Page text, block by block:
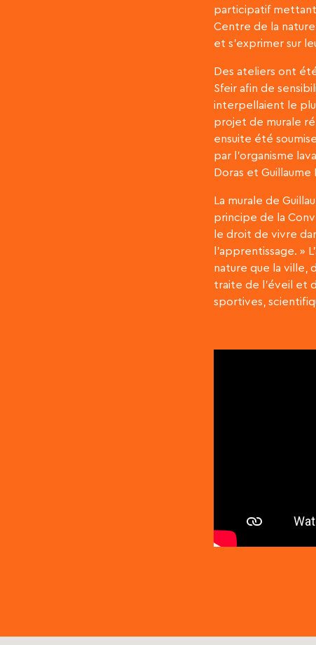
participatif mettant
Centre de la
et s’exprimer sur
Des ateliers ont
Sfeir afin de
interpellaient le
projet de murale
ensuite été
par l’organisme
Doras et Guillaume
La murale de
principe de la
le droit de vivre
l’apprentissage. »
nature que la ville,
traite de l’éveil et
sportives,